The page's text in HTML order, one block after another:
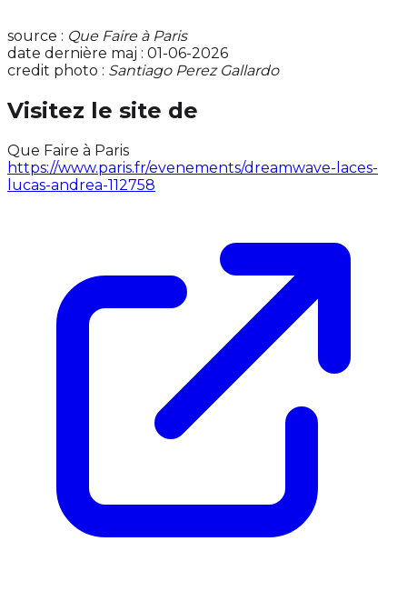
source : Que Faire à Paris
date dernière maj : 01-06-2026
credit photo : Santiago Perez Gallardo
Visitez le site de
Que Faire à Paris
https://www.paris.fr/evenements/dreamwave-laces-
lucas-andrea-112758